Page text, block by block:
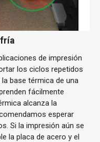
de impresión
los ciclos repetidos
base térmica de una
fácilmente
alcanza la
esperar
Si la impresión aún se
la placa de acero y el